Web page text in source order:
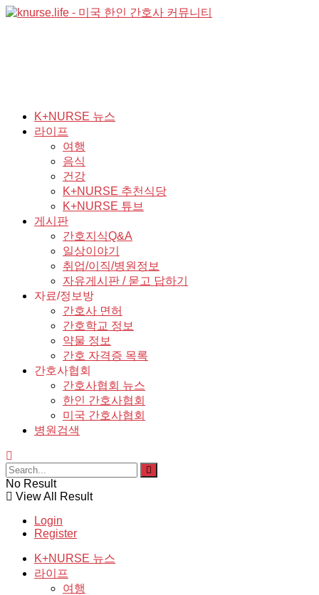
K+NURSE 뉴스
라이프
여행
음식
건강
K+NURSE 추천식당
K+NURSE 튜브
게시판
간호지식Q&A
일상이야기
취업/이직/병원정보
자유게시판 / 묻고 답하기
자료/정보방
간호사 면허
간호학교 정보
약물 정보
간호 자격증 목록
간호사협회
간호사협회 뉴스
한인 간호사협회
미국 간호사협회
병원검색
No Result
View All Result
Login
Register
K+NURSE 뉴스
라이프
여행